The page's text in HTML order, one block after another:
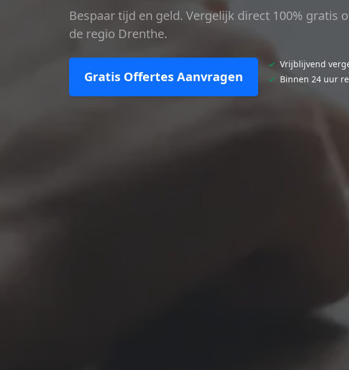
Bespaar tijd en geld. Vergelijk direct 100%
de regio Drenthe.
Gratis Offertes Aanvragen
✓ Vrijblijvend
✓ Binnen 24 uur